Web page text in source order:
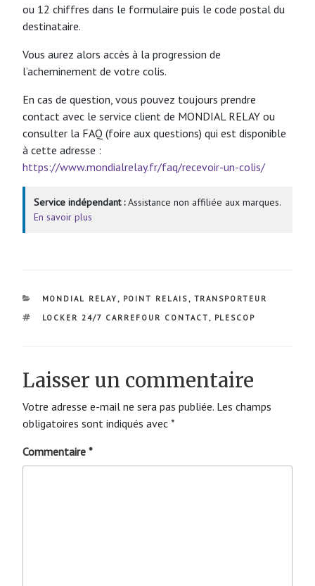
ou 12 chiffres dans le formulaire puis le code postal du
destinataire.
Vous aurez alors accès à la progression de
l’acheminement de votre colis.
En cas de question, vous pouvez toujours prendre
contact avec le service client de MONDIAL RELAY ou
consulter la FAQ (foire aux questions) qui est disponible
à cette adresse :
https://www.mondialrelay.fr/faq/recevoir-un-colis/
Service indépendant :Assistance non affiliée aux marques.
En savoir plus
CATÉGORIES
MONDIAL RELAY , POINT RELAIS , TRANSPORTEUR
ÉTIQUETTES
LOCKER 24/7 CARREFOUR CONTACT , PLESCOP
Laisser un commentaire
Votre adresse e-mail ne sera pas publiée. Les champs
obligatoires sont indiqués avec *
Commentaire *